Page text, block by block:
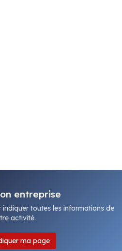
entreprise
toutes les informations de
activité.
ma page